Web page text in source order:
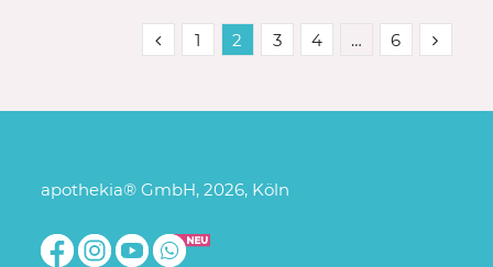
1 2 3 4 … 6
apothekia® GmbH, 2026, Köln